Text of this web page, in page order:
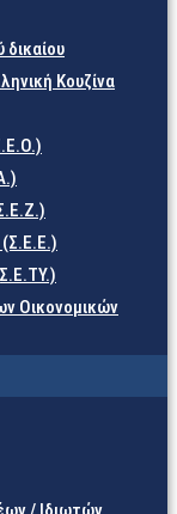
Κουζίνα
(Σ.Ε.Ε.)
Οικονομικών